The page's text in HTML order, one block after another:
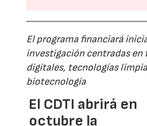
El programa financiará
investigación centradas en
digitales, tecnologías
biotecnología
El CDTI abrirá en
octubre la